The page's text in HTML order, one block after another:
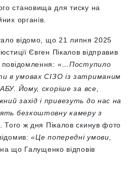
становища для тиску на
органів.
відомо, що 21 липня 2025
Євген Пікалов відправив
повідомлення: «…Поступило
в умовах СІЗО із затриманим
Йому, скоріше за все,
захід і привезуть до нас на
безкоштовну камеру з
. Того ж дня Пікалов скинув фото
«Це попередні умови,
на що Галущенко відповів